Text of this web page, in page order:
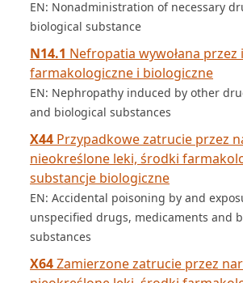
EN: Nonadministration of necessary
biological substance
N14.1 Nefropatia wywołana
farmakologiczne i biologiczne
EN: Nephropathy induced by other
and biological substances
X44 Przypadkowe zatrucie przez
nieokreślone leki, środki
substancje biologiczne
EN: Accidental poisoning by and
unspecified drugs, medicaments and
substances
X64Zamierzone zatrucie przez